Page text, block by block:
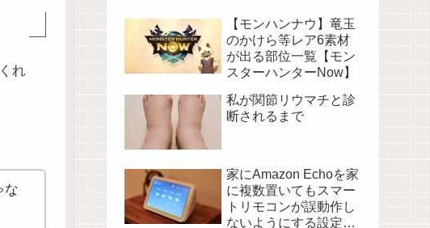
れ
な
【モンハンナウ】竜玉
のかけら等レア6素材
が出る部位一覧【モン
スターハンターNow】
私が関節リウマチと診
断されるまで
家にAmazon Echoを家
に複数置いてもスマー
トリモコンが誤動作し
ないようにする設定に